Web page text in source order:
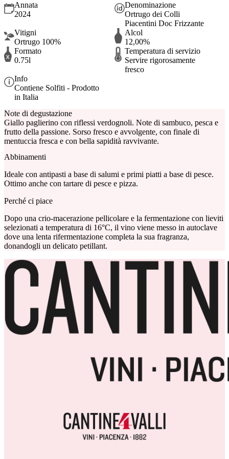
Annata
2024
Denominazione
Ortrugo dei Colli
Piacentini Doc Frizzante
Vitigni
Ortrugo 100%
Alcol
12,00%
Formato
0.75l
Temperatura di servizio
Servire rigorosamente
fresco
Info
Contiene Solfiti - Prodotto
in Italia
Note di degustazione
Giallo paglierino con riflessi verdognoli. Note di sambuco, pesca e
frutto della passione. Sorso fresco e avvolgente, con finale di
mentuccia fresca e con bella sapidità ravvivante.
Abbinamenti
Ideale con antipasti a base di salumi e primi piatti a base di pesce.
Ottimo anche con tartare di pesce e pizza.
Perché ci piace
Dopo una crio-macerazione pellicolare e la fermentazione con lieviti
selezionati a temperatura di 16°C, il vino viene messo in autoclave
dove una lenta rifermentazione completa la sua fragranza,
donandogli un delicato petillant.